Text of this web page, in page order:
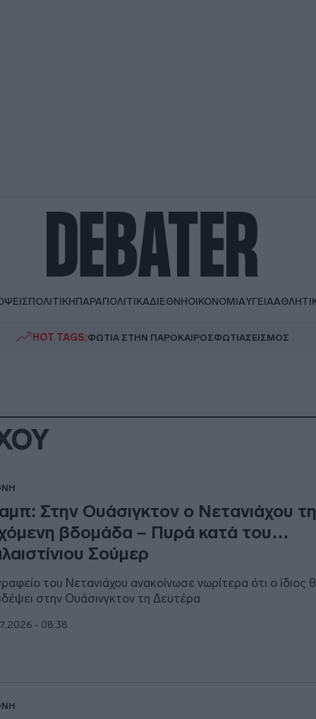
ΠΟΛΙΤΙΚΗΠΑΡΑΠΟΛΙΤΙΚΑΔΙΕΘΝΗΟΙΚΟΝΟΜΙΑΥΓΕΙΑ
HOT TAGS:ΦΩΤΙΑ ΣΤΗΝ ΠΑΡΟΚΑΙΡΟΣΦΩΤΙΑΣΕΙΣΜΟΣ
Στην Ουάσιγκτον ο Νετανιάχου
βδομάδα – Πυρά κατά του…
Σούμερ
του Νετανιάχου ανακοίνωσε νωρίτερα ότι ο ίδιος
στην Ουάσινγκτον τη Δευτέρα
- 08:38